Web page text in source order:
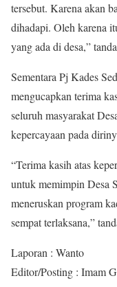
tersebut. Karena akan
dihadapi. Oleh karena
yang ada di desa,”
Sementara Pj Kades
mengucapkan terima
seluruh masyarakat
kepercayaan pada
“Terima kasih atas
untuk memimpin Desa
meneruskan program
sempat terlaksana,”
Laporan : Wanto
Editor/Posting : Imam